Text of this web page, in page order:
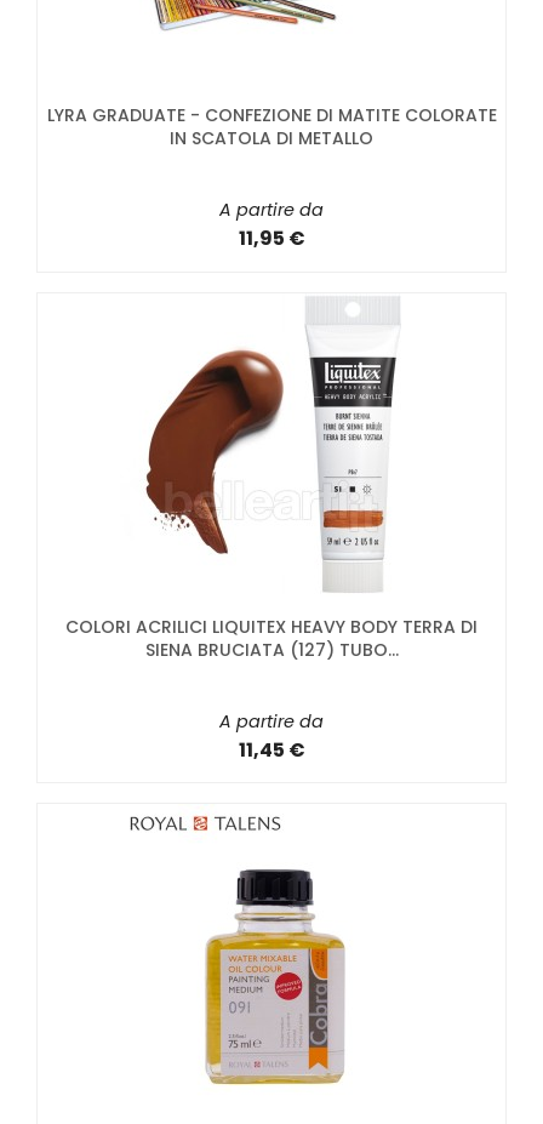
LYRA GRADUATE - CONFEZIONE DI MATITE COLORATE
IN SCATOLA DI METALLO
A partire da
11,95 €
COLORI ACRILICI LIQUITEX HEAVY BODY TERRA DI
SIENA BRUCIATA (127) TUBO...
A partire da
11,45 €